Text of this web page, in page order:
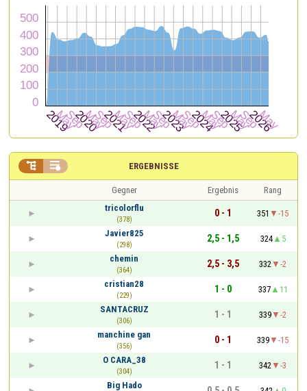
ERGEBNISSE
 
Gegner Ergebnis
Rang
tricolorflu
(378)
0 - 1 351
-15
Javier825
(298)
2,5 - 1,5 324
5
chemin
(364)
2,5 - 3,5 332
-2
cristian28
(229)
1 - 0 337
11
SANTACRUZ
(306)
1 - 1 339
-2
manchine gan
(356)
0 - 1 339
-15
O CARA_38
(304)
1 - 1 342
-3
Big Hado